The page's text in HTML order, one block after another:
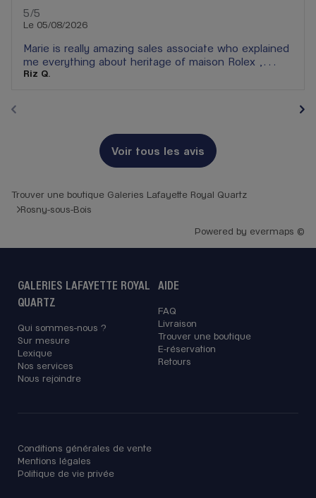
5/5
Le 05/08/2026
Marie is really amazing sales associate who explained
me everything about heritage of maison Rolex ,
warranty and technicalities of complex watches .
first time i was whole heartedly welcomed by Rolex
SA in boutique. 10/10 well done 👏👏👏
Riz Q.
Voir tous les avis
Trouver une boutique Galeries Lafayette Royal Quartz
Rosny-sous-Bois
Powered by evermaps ©
GALERIES LAFAYETTE ROYAL
QUARTZ
Qui sommes-nous ?
Sur mesure
Lexique
Nos services
Nous rejoindre
AIDE
FAQ
Livraison
Trouver une boutique
E-réservation
Retours
Conditions générales de vente
Mentions légales
Politique de vie privée